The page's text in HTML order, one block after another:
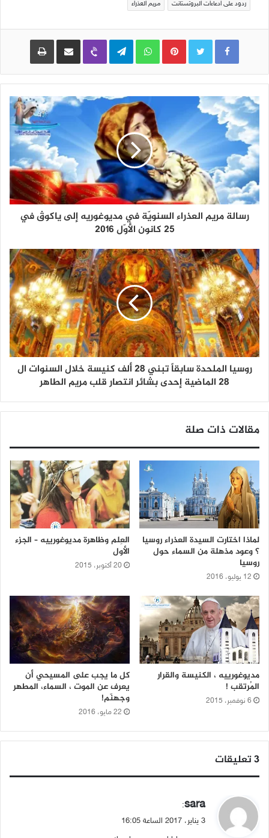
ردود على ادعاءات البروتستانت مريم العذراء
Pinterest
WhatsApp
Telegram
Viber مشاركة عبر البريد طباعة
رسالة مريم العذراء السنويّة في مديوغوريه إلى ياكوﭪ في
25 كانون الأوّل 2016
روسيا الملحدة سابقاً تبني 28 ألف كنيسة خلال السنوات ال
28 الماضية إحدى بشائر انتصار قلب مريم الطاهر
مقالات ذات صلة
لماذا اختارت السيدة العذراء روسيا
؟ وعود مذهلة من السماء حول
روسيا
12 يوليو، 2016
العِلم وظاهرة مديوغورييه – الجزء
الأول
20 أكتوبر، 2015
مديوغورييه ، الكنيسة والقرار
المُرتقب !
6 نوفمبر، 2015
كل ما يجب على المسيحي أن
يعرف عن الموت ، السماء، المطهر
وجهنّم!
22 مايو، 2016
‫3 تعليقات
ي
ق
sara
:
3 يناير، 2017 الساعة 16:05